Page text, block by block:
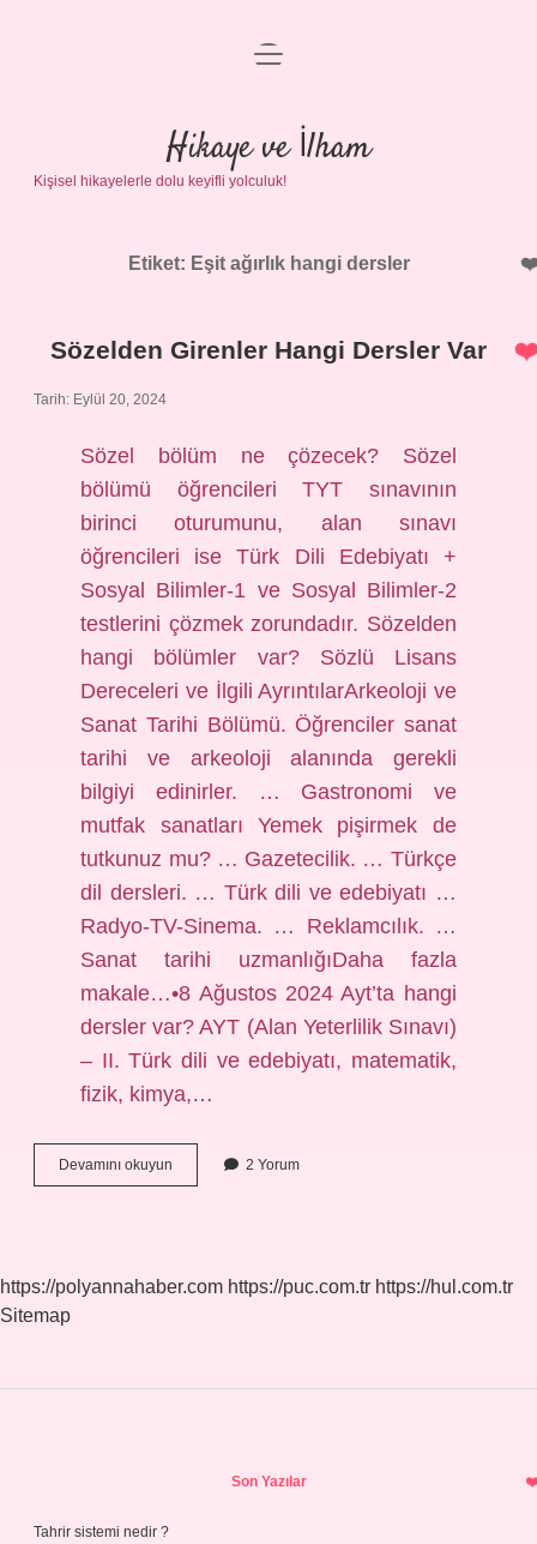
Anasayfa
Gizlilik Politikası
Yasal Uyarı
menüyü
Hikaye ve İlham
Kişisel hikayelerle dolu keyifli yolculuk!
Etiket: Eşit ağırlık hangi dersler
Sözelden Girenler Hangi Dersler Var
Tarih: Eylül 20, 2024
Sözel bölüm ne çözecek? Sözel
bölümü öğrencileri TYT sınavının
birinci oturumunu, alan sınavı
öğrencileri ise Türk Dili Edebiyatı +
Sosyal Bilimler-1 ve Sosyal Bilimler-2
testlerini çözmek zorundadır. Sözelden
hangi bölümler var? Sözlü Lisans
Dereceleri ve İlgili AyrıntılarArkeoloji ve
Sanat Tarihi Bölümü. Öğrenciler sanat
tarihi ve arkeoloji alanında gerekli
bilgiyi edinirler. … Gastronomi ve
mutfak sanatları Yemek pişirmek de
tutkunuz mu? … Gazetecilik. … Türkçe
dil dersleri. … Türk dili ve edebiyatı …
Radyo-TV-Sinema. … Reklamcılık. …
Sanat tarihi uzmanlığıDaha fazla
makale…•8 Ağustos 2024 Ayt’ta hangi
dersler var? AYT (Alan Yeterlilik Sınavı)
– II. Türk dili ve edebiyatı, matematik,
fizik, kimya,…
Devamını okuyun Sözelden
Girenler
2 Yorum
https://polyannahaber.com https://puc.com.tr https://hul.com.tr
Sitemap
Son Yazılar
Tahrir sistemi nedir ?